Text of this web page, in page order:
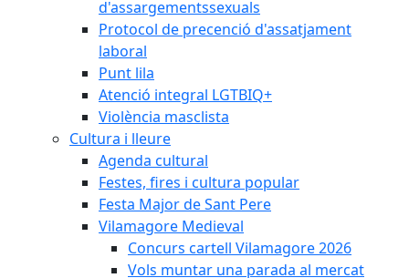
d'assargementssexuals
Protocol de precenció d'assatjament
laboral
Punt lila
Atenció integral LGTBIQ+
Violència masclista
Cultura i lleure
Agenda cultural
Festes, fires i cultura popular
Festa Major de Sant Pere
Vilamagore Medieval
Concurs cartell Vilamagore 2026
Vols muntar una parada al mercat